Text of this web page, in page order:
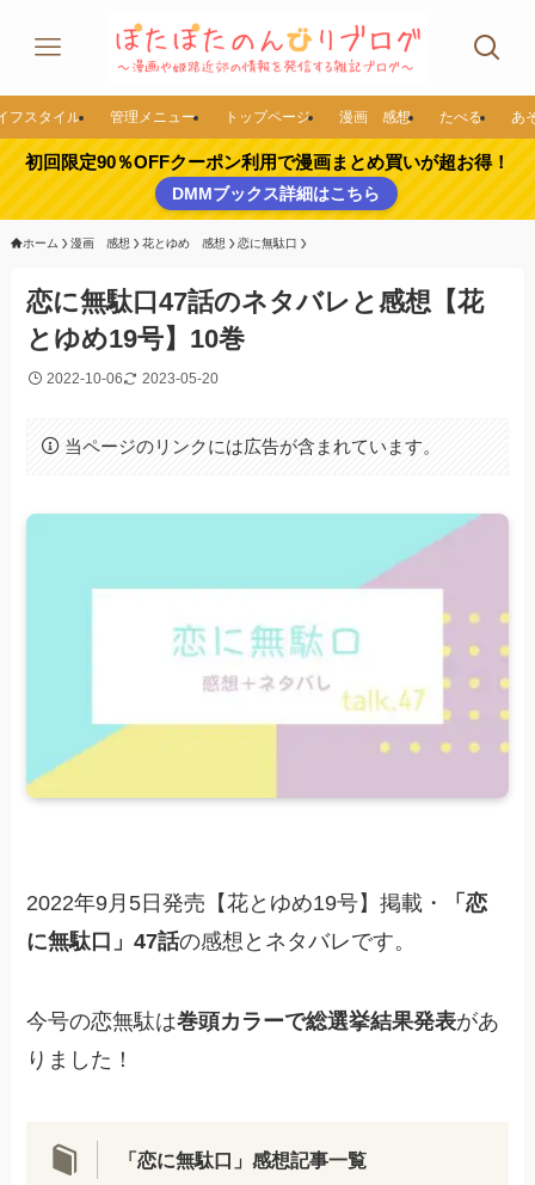
フスタイル 管理メニュー トップページ 漫画 感想 たべる あ
初回限定90％OFFクーポン利用で漫画まとめ買いが超お得！
DMMブックス詳細はこちら
ホーム 漫画 感想 花とゆめ 感想 恋に無駄口
恋に無駄口47話のネタバレと感想【花
とゆめ19号】10巻
2022-10-06 2023-05-20
当ページのリンクには広告が含まれています。
2022年9月5日発売【花とゆめ19号】掲載・
「恋
に無駄口 」47話の感想とネタバレです。
今号の恋無駄は巻頭カラーで総選挙結果発表があ
りました！
「恋に無駄口」感想記事一覧